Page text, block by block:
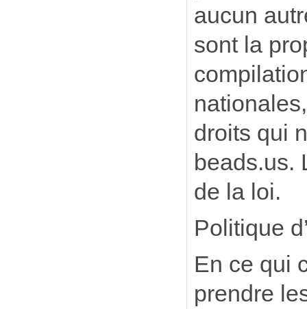
aucun
sont la
droits qui
beads.us.
de la loi.
Politique
En ce qui
prendre